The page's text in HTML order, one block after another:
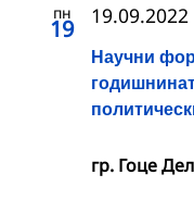
пн
19
Научни
19.09.2022
гр. Гоце